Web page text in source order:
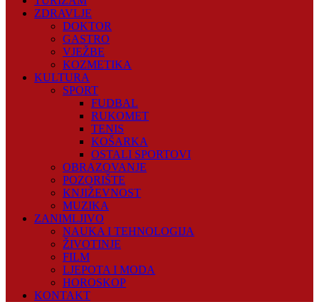
ZDRAVLJE
DOKTOR
GASTRO
VJEŽBE
KOZMETIKA
KULTURA
SPORT
FUDBAL
RUKOMET
TENIS
KOŠARKA
OSTALI SPORTOVI
OBRAZOVANJE
POZORIŠTE
KNJIŽEVNOST
MUZIKA
ZANIMLJIVO
NAUKA I TEHNOLOGIJA
ŽIVOTINJE
FILM
LJEPOTA I MODA
HOROSKOP
KONTAKT